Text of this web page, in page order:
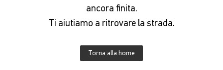
ancora finita.
Ti aiutiamo a ritrovare la strada.
Torna alla home